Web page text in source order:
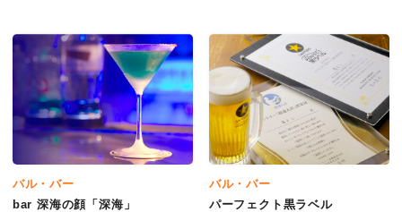
バル・バー
bar 深海の顔「深海」
バル・バー
パーフェクト黒ラベル